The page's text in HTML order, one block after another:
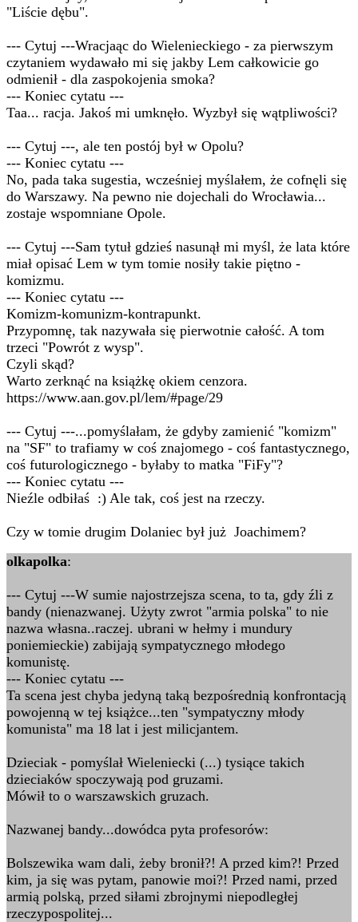
"Liście dębu".
--- Cytuj ---Wracjaąc do Wielenieckiego - za pierwszym
czytaniem wydawało mi się jakby Lem całkowicie go
odmienił - dla zaspokojenia smoka?
--- Koniec cytatu ---
Taa... racja. Jakoś mi umknęło. Wyzbył się wątpliwości?
--- Cytuj ---, ale ten postój był w Opolu?
--- Koniec cytatu ---
No, pada taka sugestia, wcześniej myślałem, że cofnęli się
do Warszawy. Na pewno nie dojechali do Wrocławia...
zostaje wspomniane Opole.
--- Cytuj ---Sam tytuł gdzieś nasunął mi myśl, że lata które
miał opisać Lem w tym tomie nosiły takie piętno -
komizmu.
--- Koniec cytatu ---
Komizm-komunizm-kontrapunkt.
Przypomnę, tak nazywała się pierwotnie całość. A tom
trzeci "Powrót z wysp".
Czyli skąd?
Warto zerknąć na książkę okiem cenzora.
https://www.aan.gov.pl/lem/#page/29
--- Cytuj ---...pomyślałam, że gdyby zamienić "komizm"
na "SF" to trafiamy w coś znajomego - coś fantastycznego,
coś futurologicznego - byłaby to matka "FiFy"?
--- Koniec cytatu ---
Nieźle odbiłaś :) Ale tak, coś jest na rzeczy.
Czy w tomie drugim Dolaniec był już Joachimem?
olkapolka:
--- Cytuj ---W sumie najostrzejsza scena, to ta, gdy źli z
bandy (nienazwanej. Użyty zwrot "armia polska" to nie
nazwa własna..raczej. ubrani w hełmy i mundury
poniemieckie) zabijają sympatycznego młodego
komunistę.
--- Koniec cytatu ---
Ta scena jest chyba jedyną taką bezpośrednią konfrontacją
powojenną w tej książce...ten "sympatyczny młody
komunista" ma 18 lat i jest milicjantem.
Dzieciak - pomyślał Wieleniecki (...) tysiące takich
dzieciaków spoczywają pod gruzami.
Mówił to o warszawskich gruzach.
Nazwanej bandy...dowódca pyta profesorów:
Bolszewika wam dali, żeby bronił?! A przed kim?! Przed
kim, ja się was pytam, panowie moi?! Przed nami, przed
armią polską, przed siłami zbrojnymi niepodległej
rzeczypospolitej...